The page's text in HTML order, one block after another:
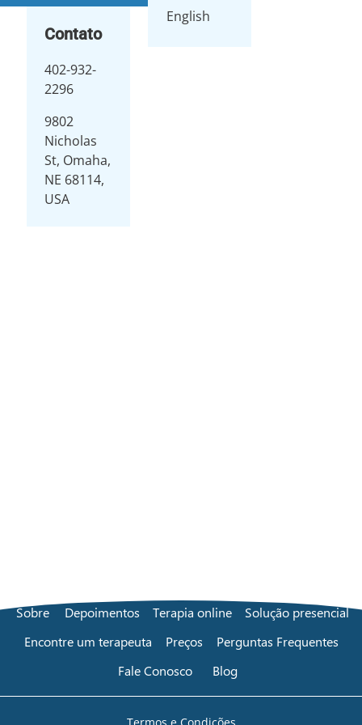
Contato
402-932-
2296
9802
Nicholas
St, Omaha,
NE 68114,
USA
English
Sobre Depoimentos Terapia online
Solução presencial
Encontre um terapeuta
Preços
Perguntas Frequentes
Fale Conosco
Blog
Termos e Condições